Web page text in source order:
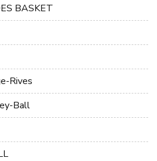
BASKET
Rives
Ball